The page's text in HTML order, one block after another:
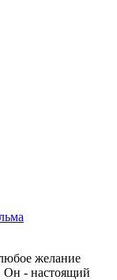
желание
Он - настоящий